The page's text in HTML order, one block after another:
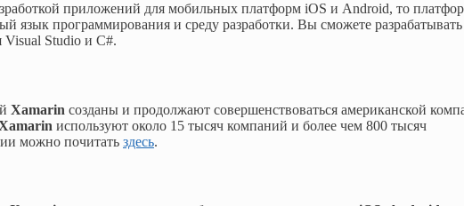
приложений для мобильных платформ iOS и Android, то
язык программирования и среду разработки. Вы сможете разрабатывать
Studio и C#.
Xamarin созданы и продолжают совершенствоваться американской
используют около 15 тысяч компаний и более чем 800 тысяч
можно почитать здесь.